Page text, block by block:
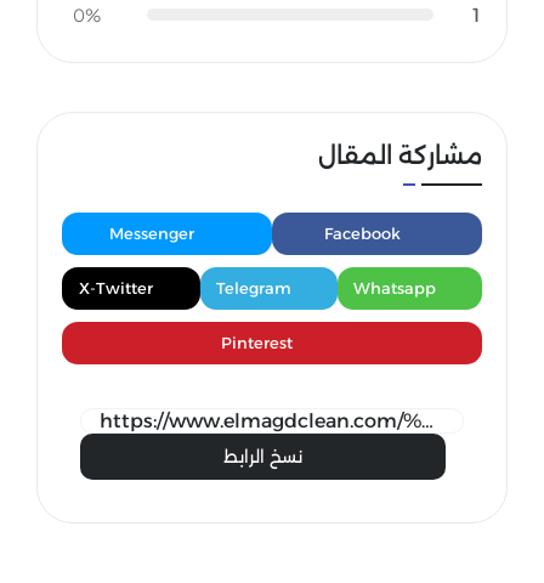
1
0%
مشاركة المقال
Facebook
Messenger
Whatsapp
Telegram
X-Twitter
Pinterest
نسخ الرابط